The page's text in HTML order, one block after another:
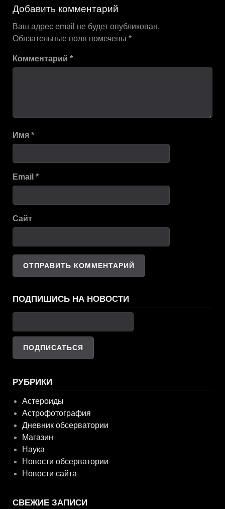
записям
Добавить комментарий
Ваш адрес email не будет опубликован.
Обязательные поля помечены *
Комментарий *
Имя *
Email *
Сайт
ПОДПИШИСЬ НА НОВОСТИ
РУБРИКИ
Астероиды
Астрофотография
Дневник обсерватории
Магазин
Наука
Новости обсерватории
Новости сайта
СВЕЖИЕ ЗАПИСИ